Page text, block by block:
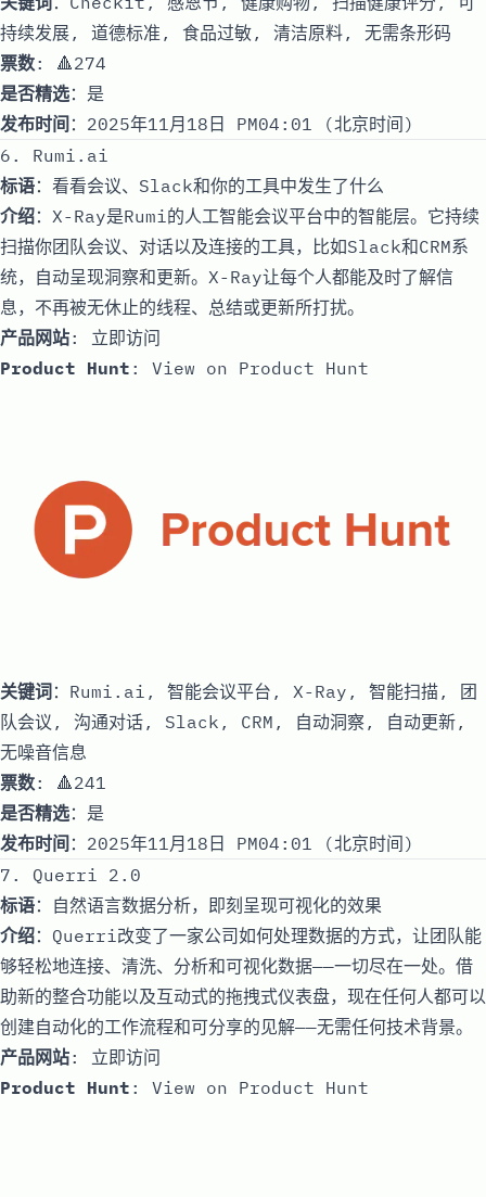
持续发展, 道德标准, 食品过敏, 清洁原料, 无需条形码
票数: 🔺274
是否精选：是
发布时间 ：2025年11月18日 PM04:01 (北京时间)
6. Rumi.ai
标语：看看会议、Slack和你的工具中发生了什么
介绍：X-Ray是Rumi的人工智能会议平台中的智能层。它持续
扫描你团队会议、对话以及连接的工具，比如Slack和CRM系
统，自动呈现洞察和更新。X-Ray让每个人都能及时了解信
息，不再被无休止的线程、总结或更新所打扰。
产品网站: 立即访问
Product Hunt : View on Product Hunt
关键词 ：Rumi.ai, 智能会议平台, X-Ray, 智能扫描, 团
队会议, 沟通对话, Slack, CRM, 自动洞察, 自动更新,
无噪音信息
票数: 🔺241
是否精选：是
发布时间 ：2025年11月18日 PM04:01 (北京时间)
7. Querri 2.0
标语：自然语言数据分析，即刻呈现可视化的效果
介绍：Querri改变了一家公司如何处理数据的方式，让团队能
够轻松地连接、清洗、分析和可视化数据——一切尽在一处。借
助新的整合功能以及互动式的拖拽式仪表盘，现在任何人都可以
创建自动化的工作流程和可分享的见解——无需任何技术背景。
产品网站: 立即访问
Product Hunt : View on Product Hunt